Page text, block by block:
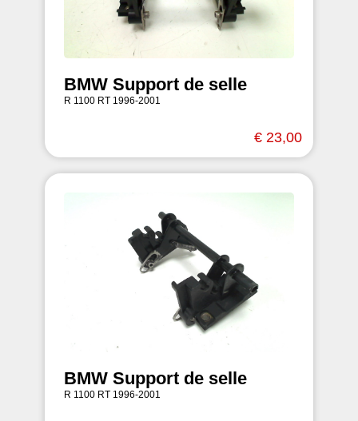
BMW Support de selle
R 1100 RT 1996-2001
€ 23,00
BMW Support de selle
R 1100 RT 1996-2001